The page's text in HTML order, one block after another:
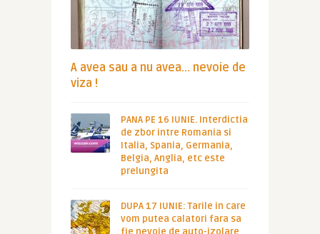
A avea sau a nu avea… nevoie de
viza !
PANA PE 16 IUNIE. Interdictia
de zbor intre Romania si
Italia, Spania, Germania,
Belgia, Anglia, etc este
prelungita
DUPA 17 IUNIE: Tarile in care
vom putea calatori fara sa